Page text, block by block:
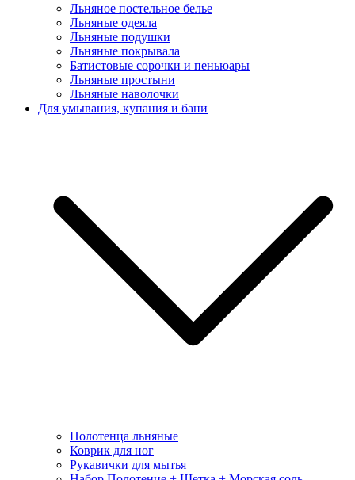
Льняное постельное белье
Льняные одеяла
Льняные подушки
Льняные покрывала
Батистовые сорочки и пеньюары
Льняные простыни
Льняные наволочки
Для умывания, купания и бани
Полотенца льняные
Коврик для ног
Рукавички для мытья